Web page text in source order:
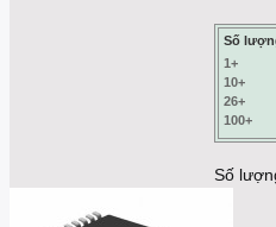
Số
1+
10+
26+
100+
Số